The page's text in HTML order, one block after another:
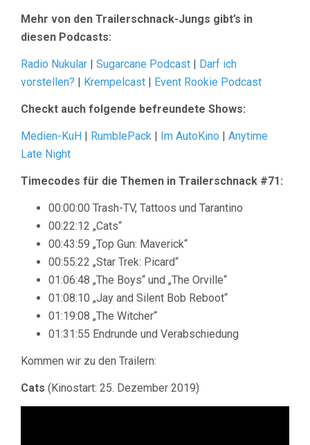
Mehr von den Trailerschnack-Jungs gibt’s in
diesen Podcasts:
Radio Nukular | Sugarcane Podcast | Darf ich
vorstellen? | Krempelcast | Event Rookie Podcast
Checkt auch folgende befreundete Shows:
Medien-KuH | RumblePack | Im AutoKino | Anytime
Late Night
Timecodes für die Themen in Trailerschnack #71:
00:00:00 Trash-TV, Tattoos und Tarantino
00:22:12 „Cats“
00:43:59 „Top Gun: Maverick“
00:55:22 „Star Trek: Picard“
01:06:48 „The Boys“ und „The Orville“
01:08:10 „Jay and Silent Bob Reboot“
01:19:08 „The Witcher“
01:31:55 Endrunde und Verabschiedung
Kommen wir zu den Trailern:
Cats (Kinostart: 25. Dezember 2019)